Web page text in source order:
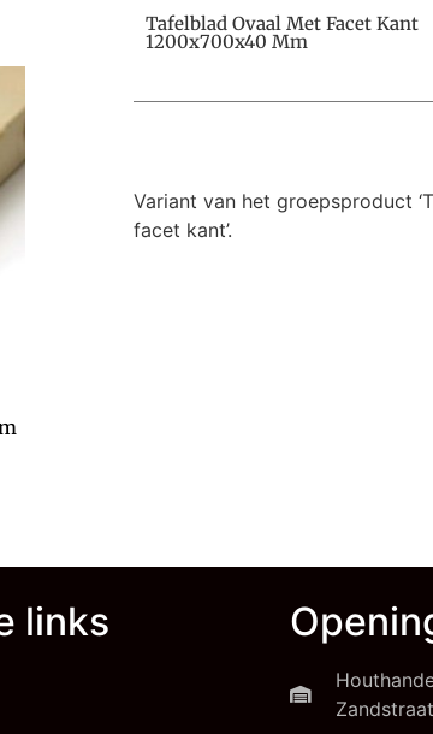
Tafelblad Ovaal Met Facet Kant
1200x700x40 Mm
Variant van het groepsproduct
facet kant’.
links